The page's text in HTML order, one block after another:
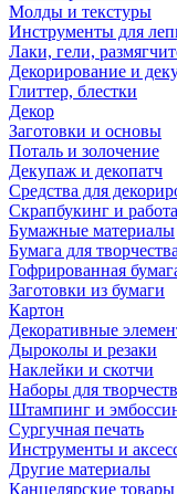
Молды и текстуры
Инструменты для
Лаки, гели,
Декорирование и
Глиттер, блестки
Декор
Заготовки и основы
Поталь и золочение
Декупаж и декопатч
Средства для
Скрапбукинг и
Бумажные материалы
Бумага для творчества
Гофрированная
Заготовки из бумаги
Картон
Декоративные
Дыроколы и резаки
Наклейки и скотчи
Наборы для
Штампинг и
Сургучная печать
Инструменты и
Другие материалы
Канцелярские товары